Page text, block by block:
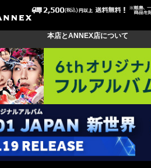
本店とANNEX店について